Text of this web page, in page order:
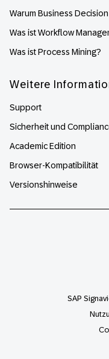
Warum Business
Was ist Workflow
Was ist Process Mining?
Weitere
Support
Sicherheit und
Academic Edition
Browser-Kompatibilität
Versionshinweise
SAP